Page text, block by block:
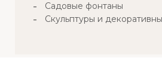
Садовые фонтаны
Скульптуры и